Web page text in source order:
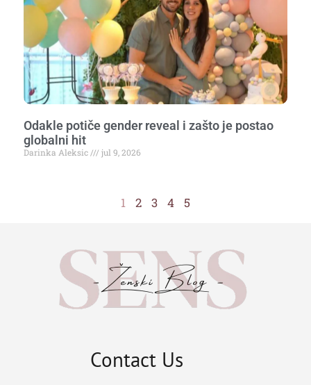
Odakle potiče gender reveal i zašto je postao
globalni hit
Darinka Aleksic jul 9, 2026
1 2 3 4 5
Contact Us